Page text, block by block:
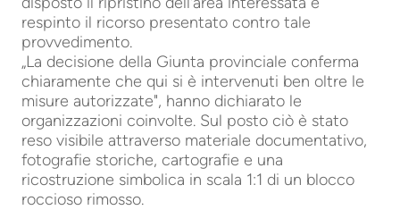
respinto il ricorso presentato contro tale
provvedimento.
„La decisione della Giunta provinciale conferma
chiaramente che qui si è intervenuti ben oltre le
misure autorizzate", hanno dichiarato le
organizzazioni coinvolte. Sul posto ciò è stato
reso visibile attraverso materiale documentativo,
fotografie storiche, cartografie e una
ricostruzione simbolica in scala 1:1 di un blocco
roccioso rimosso.